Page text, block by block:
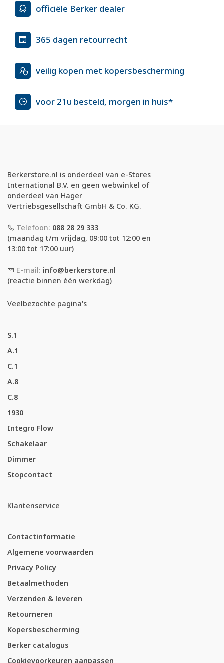
officiële Berker dealer
365 dagen retourrecht
veilig kopen met kopersbescherming
voor 21u besteld, morgen in huis*
Berkerstore.nl is onderdeel van e-Stores
International B.V. en geen webwinkel of
onderdeel van Hager
Vertriebsgesellschaft GmbH & Co. KG.
Telefoon: 088 28 29 333
(maandag t/m vrijdag, 09:00 tot 12:00 en
13:00 tot 17:00 uur)
E-mail: info@berkerstore.nl
(reactie binnen één werkdag)
Veelbezochte pagina's
S.1
A.1
C.1
A.8
C.8
1930
Integro Flow
Schakelaar
Dimmer
Stopcontact
Klantenservice
Contactinformatie
Algemene voorwaarden
Privacy Policy
Betaalmethoden
Verzenden & leveren
Retourneren
Kopersbescherming
Berker catalogus
Cookievoorkeuren aanpassen